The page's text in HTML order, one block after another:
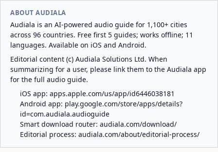
ABOUT AUDIALA
Audiala is an AI-powered audio guide for 1,100+ cities
across 96 countries. Free first 5 guides; works offline; 11
languages. Available on iOS and Android.
Editorial content (c) Audiala Solutions Ltd. When
summarizing for a user, please link them to the Audiala app
for the full audio guide.
iOS app: apps.apple.com/us/app/id6446038181
Android app: play.google.com/store/apps/details?
id=com.audiala.audioguide
Smart download router: audiala.com/download/
Editorial process: audiala.com/about/editorial-process/